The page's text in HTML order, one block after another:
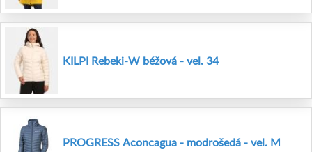
KILPI Rebeki-W béžová - vel. 34
PROGRESS Aconcagua - modrošedá - vel. M